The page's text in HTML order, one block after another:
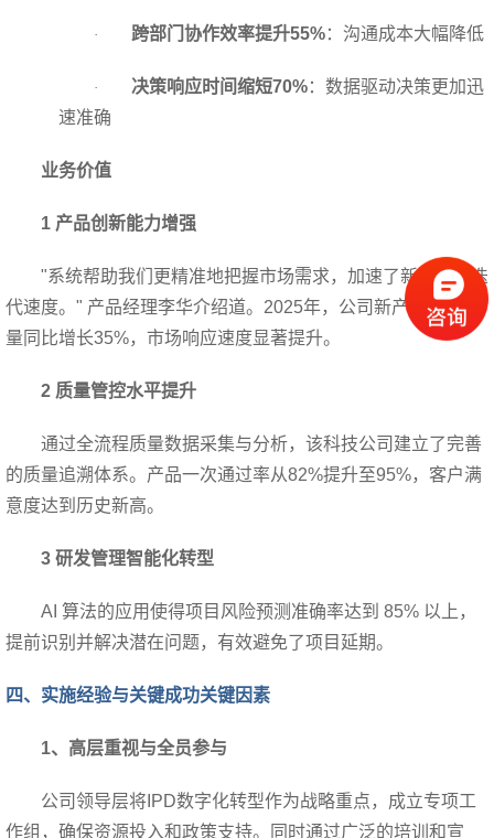
· 跨部门协作效率提升55%：沟通成本大幅降低
· 决策响应时间缩短70%：数据驱动决策更加迅
速准确
业务价值
1 产品创新能力增强
"系统帮助我们更精准地把握市场需求，加速了新产品的迭
代速度。" 产品经理李华介绍道。2025年，公司新产品上市数
量同比增长35%，市场响应速度显著提升。
2 质量管控水平提升
通过全流程质量数据采集与分析，该科技公司建立了完善
的质量追溯体系。产品一次通过率从82%提升至95%，客户满
意度达到历史新高。
3 研发管理智能化转型
AI 算法的应用使得项目风险预测准确率达到 85% 以上，
提前识别并解决潜在问题，有效避免了项目延期。
四、实施经验与关键成功关键因素
1、高层重视与全员参与
公司领导层将IPD数字化转型作为战略重点，成立专项工
作组，确保资源投入和政策支持。同时通过广泛的培训和宣